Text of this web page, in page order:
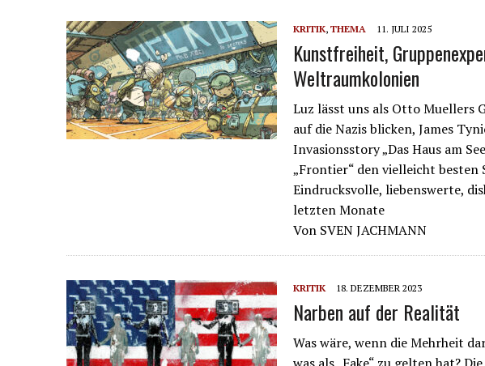
KRITIK, THEMA 11. JULI 2025
Kunstfreiheit,
Weltraumkolonien
Luz lässt uns als Otto Muellers
auf die Nazis blicken, James
Invasionsstory „Das Haus am
„Frontier“ den vielleicht besten
Eindrucksvolle, liebenswerte,
letzten Monate
Von SVEN JACHMANN
KRITIK 18. DEZEMBER 2023
Narben auf der Realität
Was wäre, wenn die Mehrheit